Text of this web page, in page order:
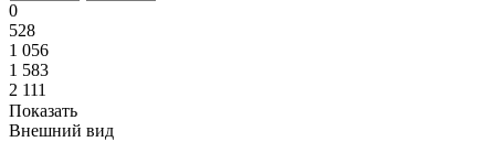
0
528
1 056
1 583
2 111
Показать
Внешний вид